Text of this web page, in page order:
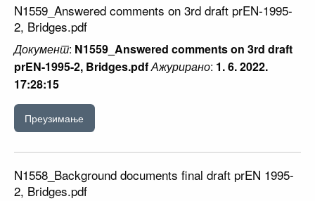
N1559_Answered comments on 3rd draft prEN-1995-
2, Bridges.pdf
Документ: N1559_Answered comments on 3rd draft
prEN-1995-2, Bridges.pdfАжурирано: 1. 6. 2022.
17:28:15
Преузимање
N1558_Background documents final draft prEN 1995-
2, Bridges.pdf